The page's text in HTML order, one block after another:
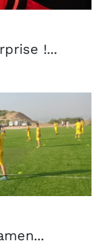
!...